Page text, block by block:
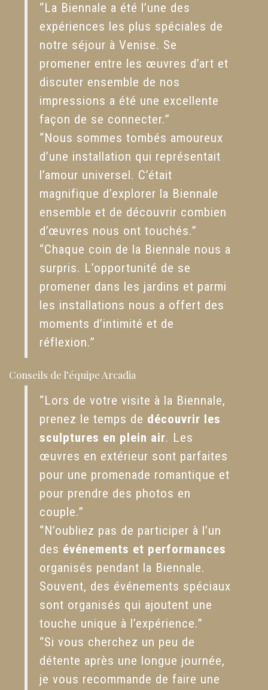
“La Biennale a été l’une des
expériences les plus spéciales de
notre séjour à Venise. Se
promener entre les œuvres d’art et
discuter ensemble de nos
impressions a été une excellente
façon de se connecter.”
“Nous sommes tombés amoureux
d’une installation qui représentait
l’amour universel. C’était
magnifique d’explorer la Biennale
ensemble et de découvrir combien
d’œuvres nous ont touchés.”
“Chaque coin de la Biennale nous a
surpris. L’opportunité de se
promener dans les jardins et parmi
les installations nous a offert des
moments d’intimité et de
réflexion.”
Conseils de l’équipe Arcadia
“Lors de votre visite à la Biennale,
prenez le temps de découvrir les
sculptures en plein air. Les
œuvres en extérieur sont parfaites
pour une promenade romantique et
pour prendre des photos en
couple.”
“N’oubliez pas de participer à l’un
des événements et performances
organisés pendant la Biennale.
Souvent, des événements spéciaux
sont organisés qui ajoutent une
touche unique à l’expérience.”
“Si vous cherchez un peu de
détente après une longue journée,
je vous recommande de faire une